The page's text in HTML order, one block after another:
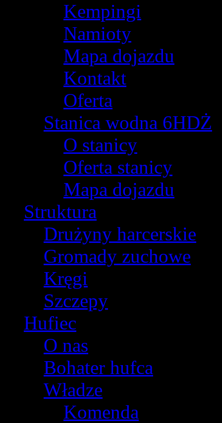
Kempingi
Namioty
Mapa dojazdu
Kontakt
Oferta
Stanica wodna 6HDŻ
O stanicy
Oferta stanicy
Mapa dojazdu
Struktura
Drużyny harcerskie
Gromady zuchowe
Kręgi
Szczepy
Hufiec
O nas
Bohater hufca
Władze
Komenda